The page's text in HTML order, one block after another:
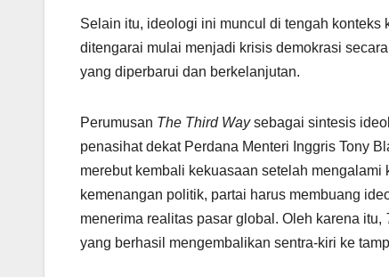
Selain itu, ideologi ini muncul di tengah
ditengarai mulai menjadi krisis demokrasi
yang diperbarui dan berkelanjutan.
Perumusan The Third Waysebagai sintesis
penasihat dekat Perdana Menteri Inggris Tony
merebut kembali kekuasaan setelah
kemenangan politik, partai harus membuang
menerima realitas pasar global. Oleh karena itu,
yang berhasil mengembalikan sentra-kiri ke